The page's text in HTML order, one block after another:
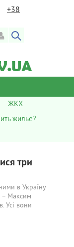
+38
ЖКХ
жилье?
три
в Україну
– Максим
Усі вони